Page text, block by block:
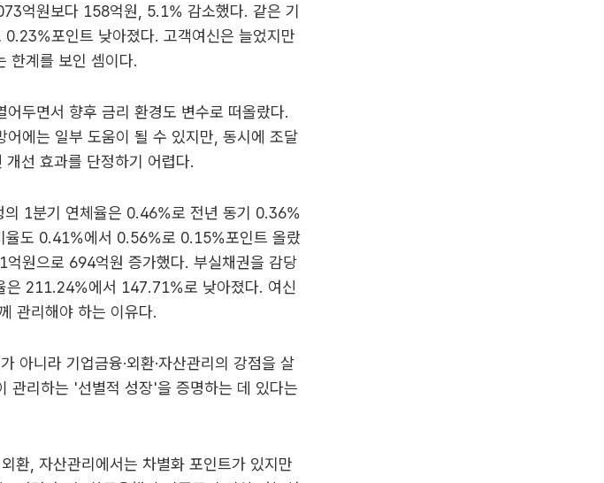
억원보다 158억원, 5.1% 감소했다. 같은 기
포인트 낮아졌다. 고객여신은 늘었지만
한계를 보인 셈이다.
두면서 향후 금리 환경도 변수로 떠올랐다.
에는 일부 도움이 될 수 있지만, 동시에 조달
선 효과를 단정하기 어렵다.
1분기 연체율은 0.46%로 전년 동기 0.36%
율도 0.41%에서 0.56%로 0.15%포인트 올랐
원으로 694억원 증가했다. 부실채권을 감당
은 211.24%에서 147.71%로 낮아졌다. 여신
관리해야 하는 이유다.
아니라 기업금융·외환·자산관리의 강점을 살
관리하는 '선별적 성장'을 증명하는 데 있다는
환, 자산관리에서는 차별화 포인트가 있지만